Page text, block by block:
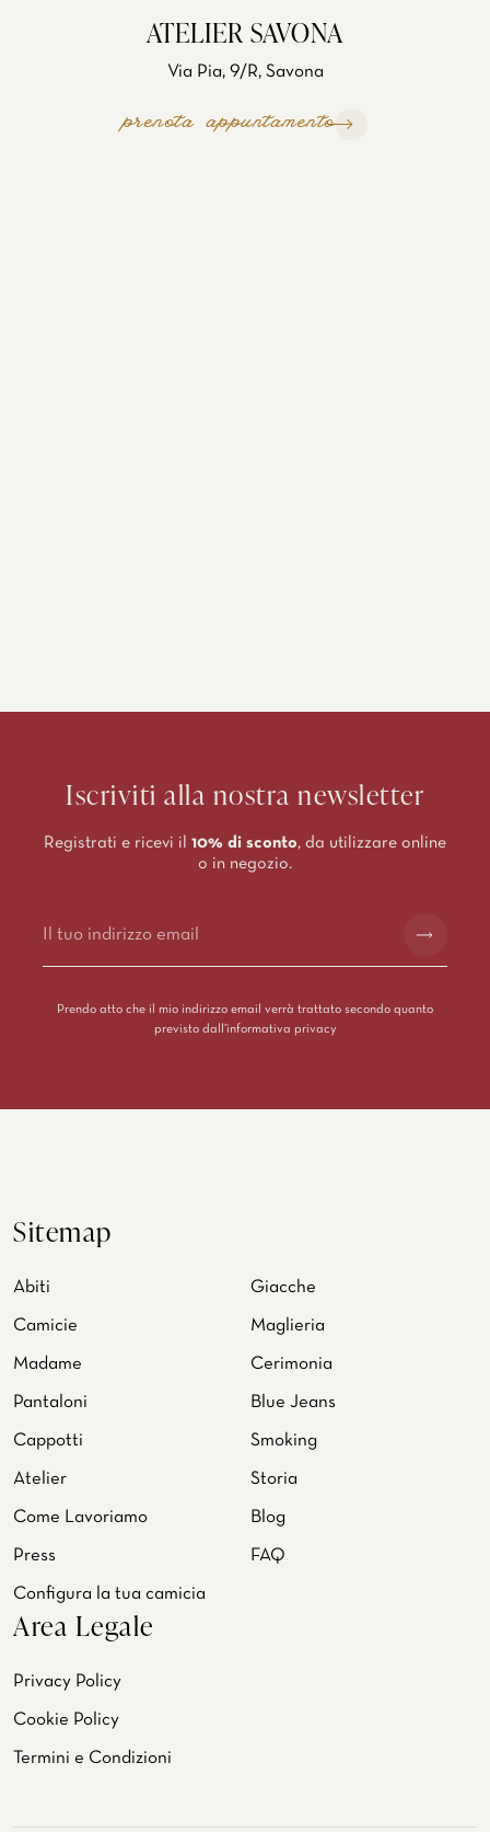
ATELIER SAVONA
Via Pia, 9/R, Savona
prenota appuntamento
Iscriviti alla nostra newsletter
Registrati e ricevi il 10% di sconto, da utilizzare online
o in negozio.
Prendo atto che il mio indirizzo email verrà trattato secondo quanto
previsto dall’informativa privacy
Sitemap
Abiti Giacche
Camicie Maglieria
Madame Cerimonia
Pantaloni Blue Jeans
Cappotti Smoking
Atelier Storia
Come Lavoriamo Blog
Press FAQ
Configura la tua camicia
Area Legale
Privacy Policy
Cookie Policy
Termini e Condizioni